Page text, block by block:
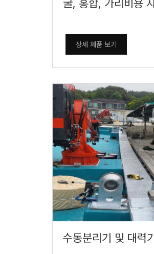
굴, 홍합, 가리비용
상세 제품 보기
수동분리기 및 대력